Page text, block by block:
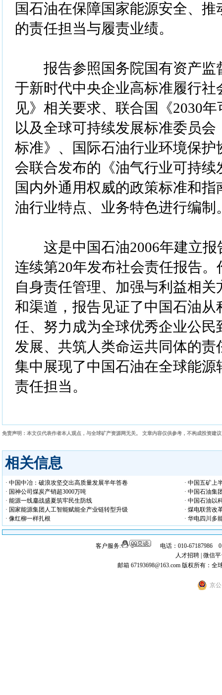
国石油在保障国家能源安全、
的责任担当与履责业绩。
报告参照国务院国有资产监
于新时代中央企业高标准履行社
见》相关要求、联合国《2030
以及全球可持续发展标准委员
标准》、国际石油行业环境保护
会联合发布的《油气行业可持续
国内外通用权威的政策标准和
油行业特点、业务特色进行编制
这是中国石油2006年建立报
连续第20年发布社会责任报告
自身责任管理、加强与利益相
和渠道，报告见证了中国石油从
任、努力成为全球优秀企业公民
发展、共筑人类命运共同体的责
集中展现了中国石油在全球能源
责任担当。
免责声明：本文仅代表作者本人观点，与全球矿产资源网无关。 文章内容仅供参考，不构成投资建
相关信息
· 中国中冶：破浪攻坚交出高质量发展半年答卷
· 中国五矿上
· 国神公司煤炭产销超3000万吨
· 中国石油集
· 能源一线鏖战盛夏筑牢民生防线
· 中国石油以
· 国家能源集团人工智能赋能全产业链转型升级
· 煤电联营改
· 像红柳一样扎根
· 华电四川多
客户服务:
电话：010-67187986
人才招聘 微信
邮箱 67193698@163.com 版权所有：全
京公